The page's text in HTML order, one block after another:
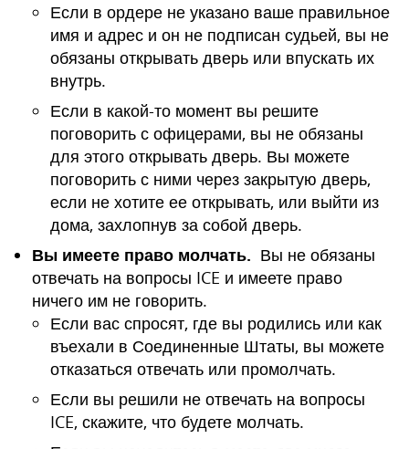
Если в ордере не указано ваше правильное
имя и адрес и он не подписан судьей, вы не
обязаны открывать дверь или впускать их
внутрь.
Если в какой-то момент вы решите
поговорить с офицерами, вы не обязаны
для этого открывать дверь. Вы можете
поговорить с ними через закрытую дверь,
если не хотите ее открывать, или выйти из
дома, захлопнув за собой дверь.
Вы имеете право молчать. Вы не обязаны
отвечать на вопросы ICE и имеете право
ничего им не говорить.
Если вас спросят, где вы родились или как
въехали в Соединенные Штаты, вы можете
отказаться отвечать или промолчать.
Если вы решили не отвечать на вопросы
ICE, скажите, что будете молчать.